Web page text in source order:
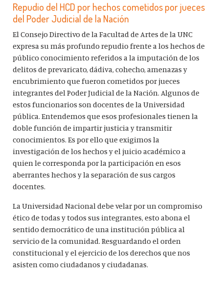
Repudio del HCD por hechos cometidos por jueces
del Poder Judicial de la Nación
El Consejo Directivo de la Facultad de Artes de la UNC
expresa su más profundo repudio frente a los hechos de
público conocimiento referidos a la imputación de los
delitos de prevaricato, dádiva, cohecho, amenazas y
encubrimiento que fueron cometidos por jueces
integrantes del Poder Judicial de la Nación. Algunos de
estos funcionarios son docentes de la Universidad
pública. Entendemos que esos profesionales tienen la
doble función de impartir justicia y transmitir
conocimientos. Es por ello que exigimos la
investigación de los hechos y el juicio académico a
quien le corresponda por la participación en esos
aberrantes hechos y la separación de sus cargos
docentes.
La Universidad Nacional debe velar por un compromiso
ético de todas y todos sus integrantes, esto abona el
sentido democrático de una institución pública al
servicio de la comunidad. Resguardando el orden
constitucional y el ejercicio de los derechos que nos
asisten como ciudadanos y ciudadanas.